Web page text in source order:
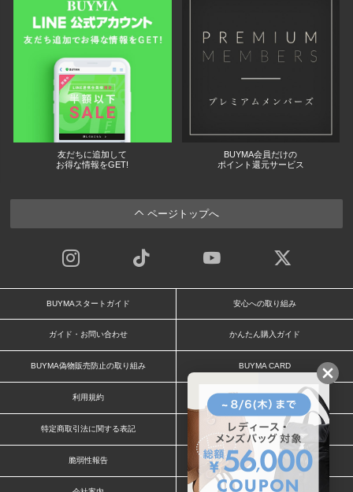
友だちに追加して
お得な情報をGET!
BUYMA会員だけの
ポイント還元サービス
ページトップへ
BUYMAスタートガイド 安心への取り組み
ガイド・お問い合わせ かんたん購入ガイド
BUYMA偽物販売防止の取り組み BUYMA CARD
利用規約 プライバシー
特定商取引法に関する表記 お客様情報の外部送信について
脆弱性報告 お知らせ(PCサイト)